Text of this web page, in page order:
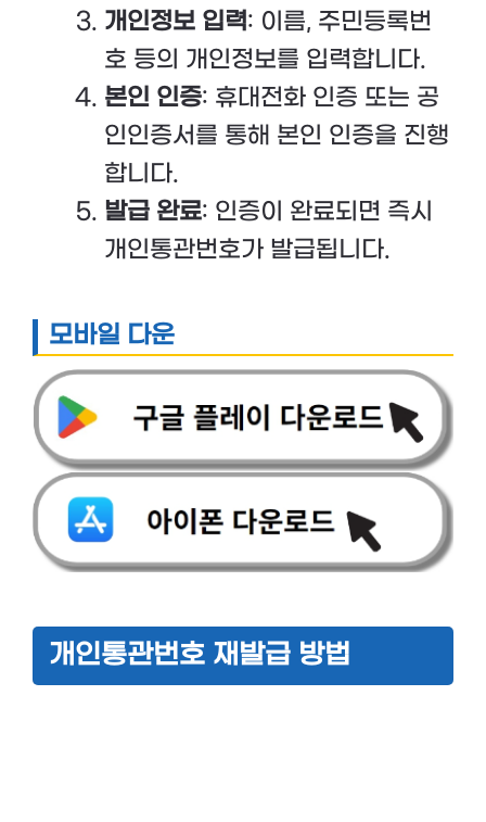
개인정보 입력: 이름, 주민등록번
호 등의 개인정보를 입력합니다.
본인 인증: 휴대전화 인증 또는 공
인인증서를 통해 본인 인증을 진행
합니다.
발급 완료: 인증이 완료되면 즉시
개인통관번호가 발급됩니다.
모바일 다운
개인통관번호 재발급 방법